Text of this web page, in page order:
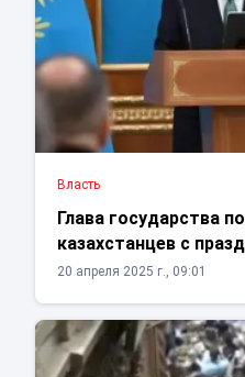
Власть
Глава государства
казахстанцев с
20 апреля 2025 г., 09:01